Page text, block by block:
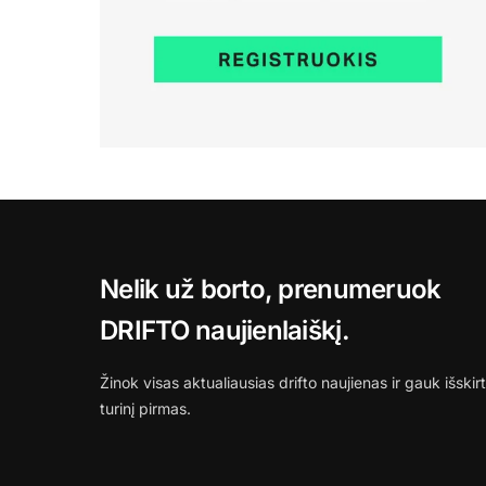
Nelik už borto, prenumeruok
DRIFTO naujienlaiškį.
Žinok visas aktualiausias drifto naujienas ir gauk
turinį pirmas.